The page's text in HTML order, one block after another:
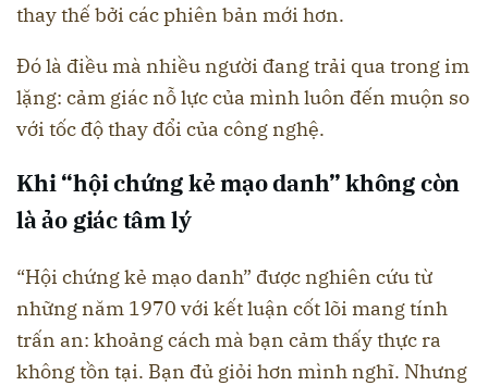
thay thế bởi các phiên bản mới hơn.
Đó là điều mà nhiều người đang trải qua trong im
lặng: cảm giác nỗ lực của mình luôn đến muộn so
với tốc độ thay đổi của công nghệ.
Khi “hội chứng kẻ mạo danh” không còn
là ảo giác tâm lý
“Hội chứng kẻ mạo danh” được nghiên cứu từ
những năm 1970 với kết luận cốt lõi mang tính
trấn an: khoảng cách mà bạn cảm thấy thực ra
không tồn tại. Bạn đủ giỏi hơn mình nghĩ. Nhưng